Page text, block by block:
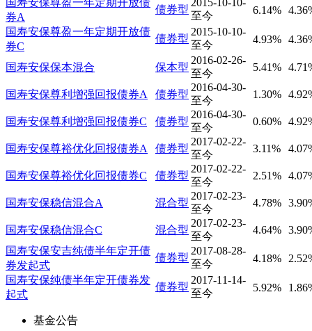
国寿安保尊盈一年定期开放债
券A
债券型
2015-10-10-
至今
6.14%
国寿安保尊盈一年定期开放债
券C
债券型
2015-10-10-
至今
4.93%
国寿安保保本混合 保本型
2016-02-26-
至今
5.41%
国寿安保尊利增强回报债券A 债券型
2016-04-30-
至今
1.30%
国寿安保尊利增强回报债券C 债券型
2016-04-30-
至今
0.60%
国寿安保尊裕优化回报债券A 债券型
2017-02-22-
至今
3.11%
国寿安保尊裕优化回报债券C 债券型
2017-02-22-
至今
2.51%
国寿安保稳信混合A 混合型
2017-02-23-
至今
4.78%
国寿安保稳信混合C 混合型
2017-02-23-
至今
4.64%
国寿安保安吉纯债半年定开债
券发起式
债券型
2017-08-28-
至今
4.18%
国寿安保纯债半年定开债券发
起式
债券型
2017-11-14-
至今
5.92%
基金公告